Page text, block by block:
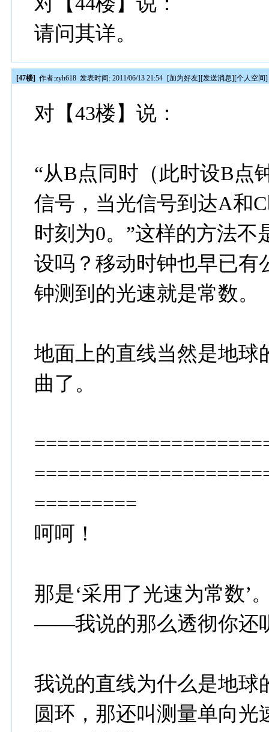
请问其详。
[47楼] 作者:zyh618 发表时间: 2011/06/13 21:54 [加为好友][发送消息][个人空间]
对【43楼】说：
“从B点同时（此时设B点
信号，当光信号到达A和
时刻为0。”这样的方法
设吗？移动时钟也早已有
钟测到的光速就是常数。
地面上的直线当然是地球
曲了。
=========
呵呵！
那是‘采用了光速为常数’
——我说的那么透彻你还
我说的直线为什么是地球
圆环，那还叫测量单向